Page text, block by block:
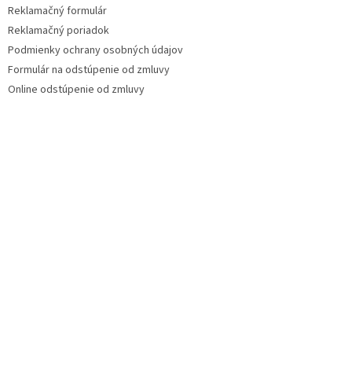
Reklamačný formulár
Reklamačný poriadok
Podmienky ochrany osobných údajov
Formulár na odstúpenie od zmluvy
Online odstúpenie od zmluvy